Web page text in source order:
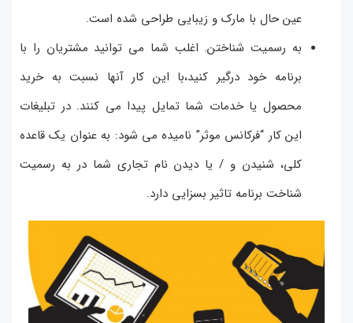
عین حال با مارک و زیبایی طراحی شده است.
به رسمیت شناختن. اغلب شما می توانید مشتریان را با
برنامه خود درگیر کنید،با این کار آنها نسبت به خرید
محصول یا خدمات شما تمایل پیدا می کنند.در تبلیغات
این کار “فرکانس موثر” نامیده می شود: به عنوان یک قاعده
کلی، شنیدن و / یا دیدن نام تجاری شما در به رسمیت
شناخت برنامه تاثیر بسزایی دارد.